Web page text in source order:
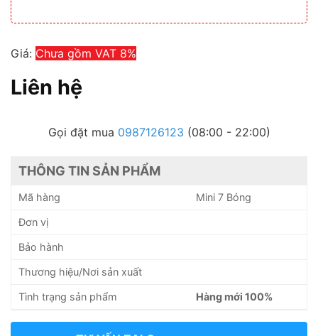
Giá: Chưa gồm VAT 8%
Liên hệ
Gọi đặt mua 0987126123 (08:00 - 22:00)
THÔNG TIN SẢN PHẨM
Mã hàng Mini 7 Bóng
Đơn vị
Bảo hành
Thương hiệu/Nơi sản xuất
Tình trạng sản phẩm Hàng mới 100%